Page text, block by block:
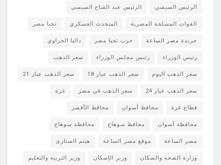
الرئيس السيسي الرئيس عبد الفتاح السيسي
القوات المسلحة المصرية المتحدث العسكري تحيا مصر
جريدة مصر الساعة حزب تحيا مصر داليا الحزاوي
رئيس الوزراء رئيس مجلس الوزراء سعر الذهب
سعر الذهب اليوم سعر الذهب عيار 18 سعر الذهب عيار 21
سعر الذهب عيار 24 سعر الذهب في مصر غزة
قطاع غزة محافظ أسوان محافظ الأقصر
محافظة أسوان محافظ سوهاج محافظه سوهاج
مصر الساعة موقع مصر الساعة هيثم السنارى
وزارة الصحة والسكان وزير الإسكان وزير التربية والتعليم